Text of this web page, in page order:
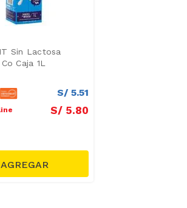
Sin Lactosa
Caja 1L
S/ 5.51
S/ 5.80